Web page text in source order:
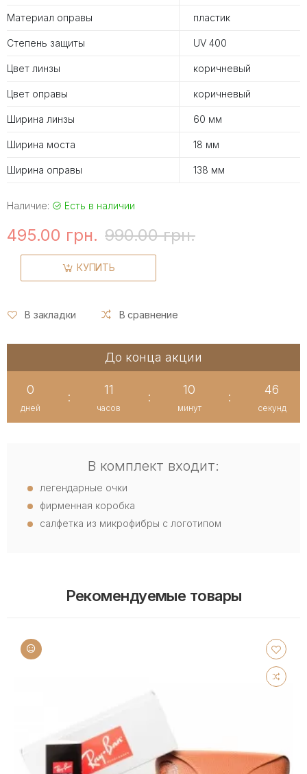
Материал оправы пластик
Степень защиты UV 400
Цвет линзы коричневый
Цвет оправы коричневый
Ширина линзы 60 мм
Ширина моста 18 мм
Ширина оправы 138 мм
Наличие: Есть в наличии
495.00 грн. 990.00 грн.
КУПИТЬ
В закладки В сравнение
До конца акции
0
дней
:
11
часов
:
10
минут
:
46
секунд
В комплект входит:
легендарные очки
фирменная коробка
салфетка из микрофибры с логотипом
Рекомендуемые товары